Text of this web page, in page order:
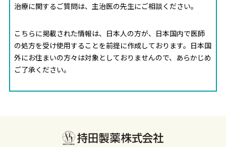
治療に関するご質問は、主治医の先生にご相談ください。
こちらに掲載された情報は、日本人の方が、日本国内で医師
の処方を受け使用することを前提に作成しております。日本国
外にお住まいの方々は対象としておりませんので、あらかじめ
ご了承ください。